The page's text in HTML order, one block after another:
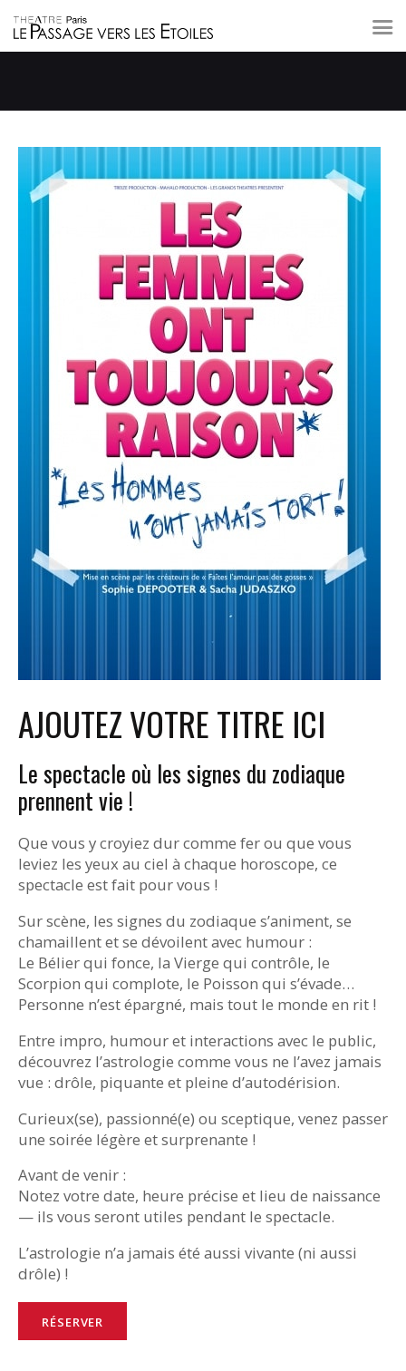
A PROXIMITÉ
AJOUTEZ VOTRE TITRE ICI
Le spectacle où les signes du zodiaque
prennent vie !
Que vous y croyiez dur comme fer ou que vous
leviez les yeux au ciel à chaque horoscope, ce
spectacle est fait pour vous !
Sur scène, les signes du zodiaque s’animent, se
chamaillent et se dévoilent avec humour :
Le Bélier qui fonce, la Vierge qui contrôle, le
Scorpion qui complote, le Poisson qui s’évade…
Personne n’est épargné, mais tout le monde en rit !
Entre impro, humour et interactions avec le public,
découvrez l’astrologie comme vous ne l’avez jamais
vue : drôle, piquante et pleine d’autodérision.
Curieux(se), passionné(e) ou sceptique, venez passer
une soirée légère et surprenante !
Avant de venir :
Notez votre date, heure précise et lieu de naissance
— ils vous seront utiles pendant le spectacle.
L’astrologie n’a jamais été aussi vivante (ni aussi
drôle) !
RÉSERVER